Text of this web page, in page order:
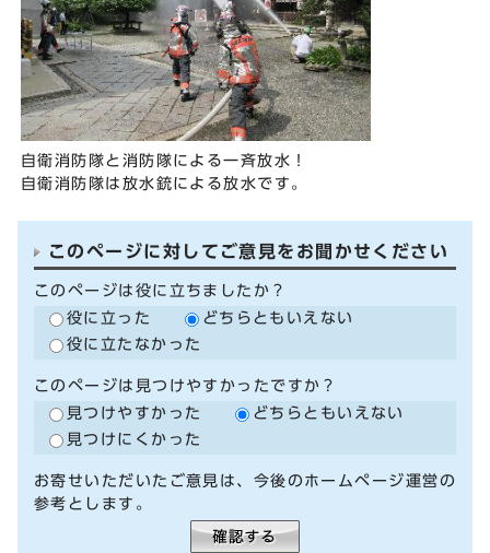
自衛消防隊と消防隊による一斉放水！
自衛消防隊は放水銃による放水です。
このページに対してご意見をお聞かせください
このページは役に立ちましたか？
役に立った
どちらともいえない
役に立たなかった
このページは見つけやすかったですか？
見つけやすかった
どちらともいえない
見つけにくかった
お寄せいただいたご意見は、今後のホームページ運営の
参考とします。